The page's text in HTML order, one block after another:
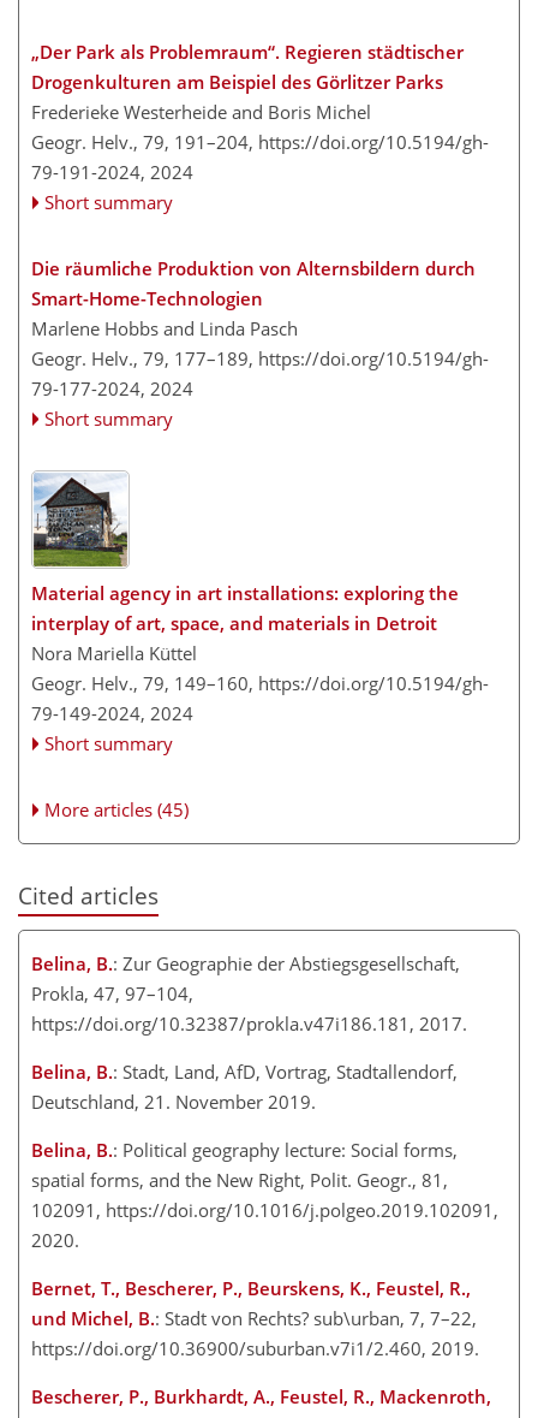
„Der Park als Problemraum“. Regieren städtischer
Drogenkulturen am Beispiel des Görlitzer Parks
Frederieke Westerheide and Boris Michel
Geogr. Helv., 79, 191–204, https://doi.org/10.5194/gh-
79-191-2024, 2024
Short summary
Die räumliche Produktion von Alternsbildern durch
Smart-Home-Technologien
Marlene Hobbs and Linda Pasch
Geogr. Helv., 79, 177–189, https://doi.org/10.5194/gh-
79-177-2024, 2024
Short summary
Material agency in art installations: exploring the
interplay of art, space, and materials in Detroit
Nora Mariella Küttel
Geogr. Helv., 79, 149–160, https://doi.org/10.5194/gh-
79-149-2024, 2024
Short summary
More articles (45)
Cited articles
Belina, B.: Zur Geographie der Abstiegsgesellschaft,
Prokla, 47, 97–104,
https://doi.org/10.32387/prokla.v47i186.181, 2017.
Belina, B.: Stadt, Land, AfD, Vortrag, Stadtallendorf,
Deutschland, 21. November 2019.
Belina, B.: Political geography lecture: Social forms,
spatial forms, and the New Right, Polit. Geogr., 81,
102091, https://doi.org/10.1016/j.polgeo.2019.102091,
2020.
Bernet, T., Bescherer, P., Beurskens, K., Feustel, R.,
und Michel, B.: Stadt von Rechts? sub\urban, 7, 7–22,
https://doi.org/10.36900/suburban.v7i1/2.460, 2019.
Bescherer, P., Burkhardt, A., Feustel, R., Mackenroth,